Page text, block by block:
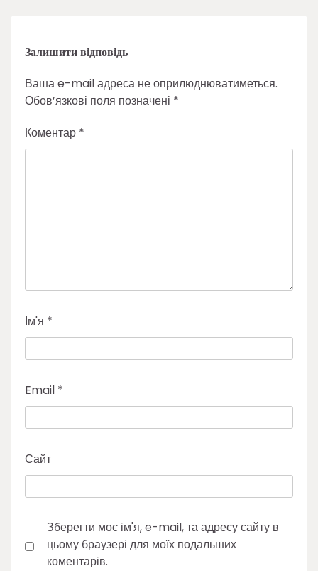
Залишити відповідь
Ваша e-mail адреса не оприлюднюватиметься.
Обов’язкові поля позначені *
Коментар *
Ім'я *
Email *
Сайт
Зберегти моє ім'я, e-mail, та адресу сайту в
цьому браузері для моїх подальших
коментарів.